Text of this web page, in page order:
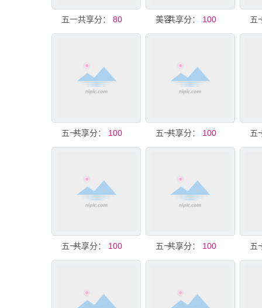
五一家居促销广告物料展示
共享分： 80 美容美发五一周年店庆活动广告展
共享分： 100
五一海报广告
共享分： 100 五一广告
共享分： 100
五一广告
共享分： 100 五一广告
共享分： 100